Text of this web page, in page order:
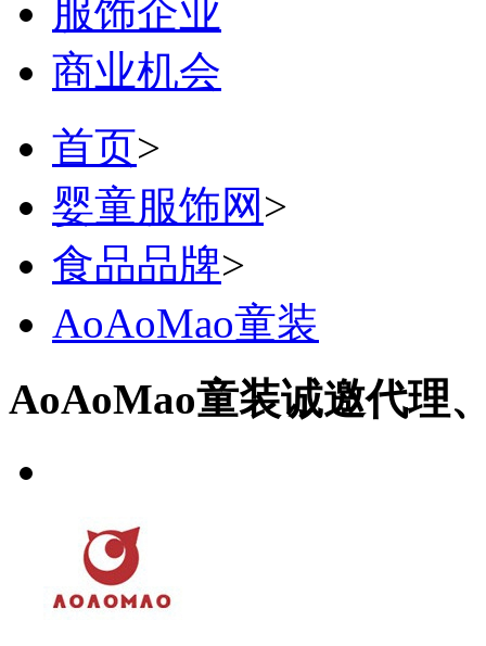
服饰企业
商业机会
首页>
婴童服饰网 >
食品品牌>
AoAoMao童装
AoAoMao童装诚邀代理